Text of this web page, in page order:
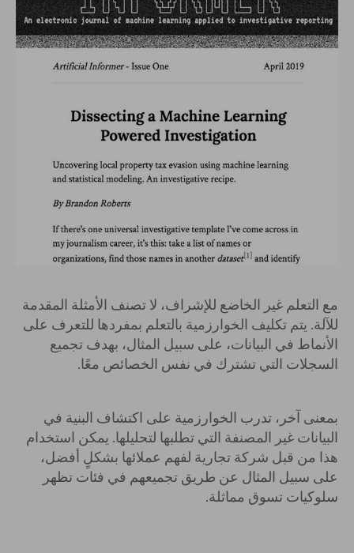
مع التعلم غير الخاضع للإشراف، لا تصنف الأمثلة المقدمة
للآلة. يتم تكليف الخوارزمية بالتعلم بمفردها للتعرف على
الأنماط في البيانات، على سبيل المثال، بهدف تجميع
السجلات التي تشترك في نفس الخصائص معًا.
بمعنى آخر، تدرب الخوارزمية على اكتشاف البنية في
البيانات غير المصنفة التي تطلبها لتحليلها. يمكن استخدام
هذا من قبل شركة تجارية لفهم عملائها بشكلٍ أفضل،
على سبيل المثال عن طريق تجميعهم في فئات تظهر
سلوكيات تسوق مماثلة.